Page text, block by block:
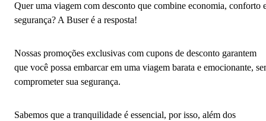
Quer uma viagem com desconto que combine economia, conforto
segurança? A Buser é a resposta!
Nossas promoções exclusivas com cupons de desconto garantem
que você possa embarcar em uma viagem barata e emocionante,
comprometer sua segurança.
Sabemos que a tranquilidade é essencial, por isso, além dos